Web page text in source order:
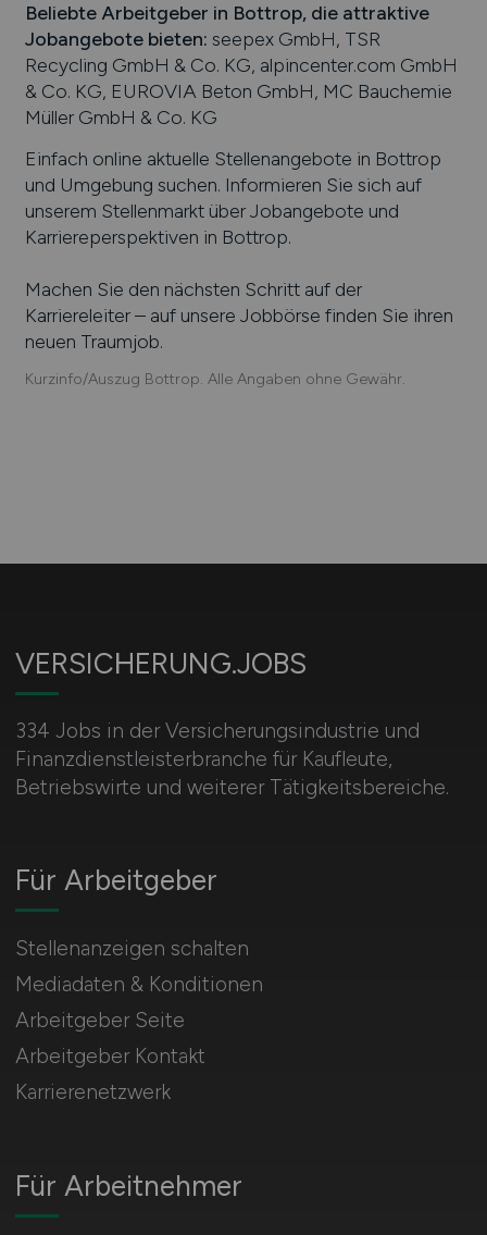
Beliebte Arbeitgeber in Bottrop, die attraktive
Jobangebote bieten: seepex GmbH, TSR
Recycling GmbH & Co. KG, alpincenter.com GmbH
& Co. KG, EUROVIA Beton GmbH, MC Bauchemie
Müller GmbH & Co. KG
Einfach online aktuelle Stellenangebote in Bottrop
und Umgebung suchen. Informieren Sie sich auf
unserem Stellenmarkt über Jobangebote und
Karriereperspektiven in Bottrop.
Machen Sie den nächsten Schritt auf der
Karriereleiter – auf unsere Jobbörse finden Sie ihren
neuen Traumjob.
Kurzinfo/Auszug Bottrop. Alle Angaben ohne Gewähr.
VERSICHERUNG.JOBS
334 Jobs in der Versicherungsindustrie und
Finanzdienstleisterbranche für Kaufleute,
Betriebswirte und weiterer Tätigkeitsbereiche.
Für Arbeitnehmer
Für Arbeitgeber
Stellenanzeigen schalten
Mediadaten & Konditionen
Arbeitgeber Seite
Arbeitgeber Kontakt
Karrierenetzwerk